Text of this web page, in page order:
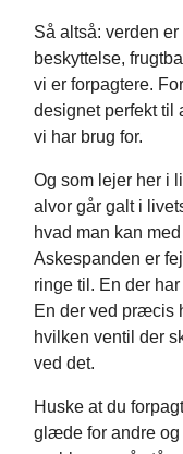
Så altså: verden
beskyttelse,
vi er forpagtere.
designet perfekt til
vi har brug for.
Og som lejer her i
alvor går galt i
hvad man kan
Askespanden er
ringe til. En der
En der ved præcis
hvilken ventil der
ved det.
Huske at du
glæde for andre og